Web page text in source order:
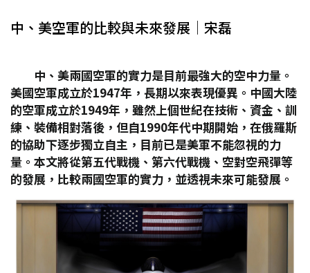
中、美空軍的比較與未來發展│宋磊
中、美兩國空軍的實力是目前最強大的空中力量。
美國空軍成立於1947年，長期以來表現優異。中國大陸
的空軍成立於1949年，雖然上個世紀在技術、資金、訓
練、裝備相對落後，但自1990年代中期開始，在俄羅斯
的協助下逐步獨立自主，目前已是美軍不能忽視的力
量。本文將從第五代戰機、第六代戰機、空對空飛彈等
的發展，比較兩國空軍的實力，並透視未來可能發展。